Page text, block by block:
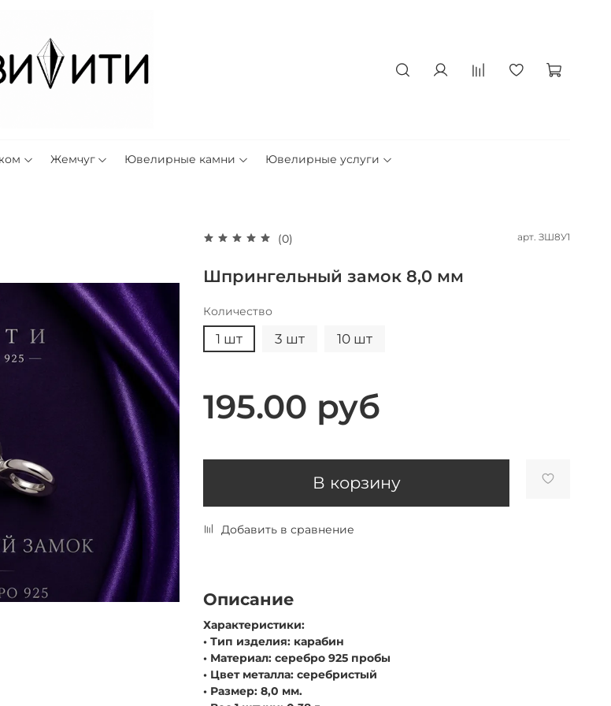
Жемчуг Ювелирные камни Ювелирные услуги
(0) арт. ЗШ8У1
Шпрингельный замок 8,0 мм
Количество
1 шт 3 шт 10 шт
195.00 руб
В корзину
Добавить в сравнение
Описание
Характеристики:
• Тип изделия: карабин
• Материал: серебро 925 пробы
• Цвет металла: серебристый
• Размер: 8,0 мм.